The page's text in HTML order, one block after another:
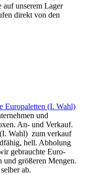
unserem Lager
direkt von den
Europaletten (I. Wahl)
und
An- und Verkauf.
Wahl) zum verkauf
hell. Abholung
gebrauchte Euro-
und größeren Mengen.
ab.